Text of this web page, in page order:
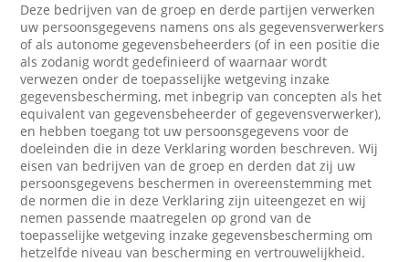
Deze bedrijven van de groep en derde partijen verwerken
uw persoonsgegevens namens ons als gegevensverwerkers
of als autonome gegevensbeheerders (of in een positie die
als zodanig wordt gedefinieerd of waarnaar wordt
verwezen onder de toepasselijke wetgeving inzake
gegevensbescherming, met inbegrip van concepten als het
equivalent van gegevensbeheerder of gegevensverwerker),
en hebben toegang tot uw persoonsgegevens voor de
doeleinden die in deze Verklaring worden beschreven. Wij
eisen van bedrijven van de groep en derden dat zij uw
persoonsgegevens beschermen in overeenstemming met
de normen die in deze Verklaring zijn uiteengezet en wij
nemen passende maatregelen op grond van de
toepasselijke wetgeving inzake gegevensbescherming om
hetzelfde niveau van bescherming en vertrouwelijkheid.